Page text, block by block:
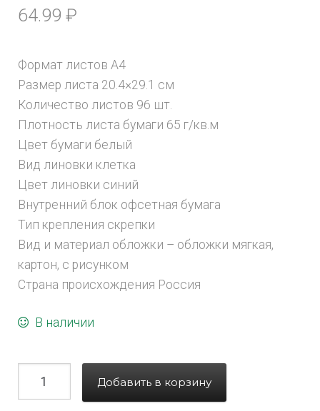
64.99 ₽
Формат листов А4
Размер листа 20.4×29.1 см
Количество листов 96 шт.
Плотность листа бумаги 65 г/кв.м
Цвет бумаги белый
Вид линовки клетка
Цвет линовки синий
Внутренний блок офсетная бумага
Тип крепления скрепки
Вид и материал обложки – обложки мягкая,
картон, с рисунком
Страна происхождения Россия
В наличии
Добавить в корзину